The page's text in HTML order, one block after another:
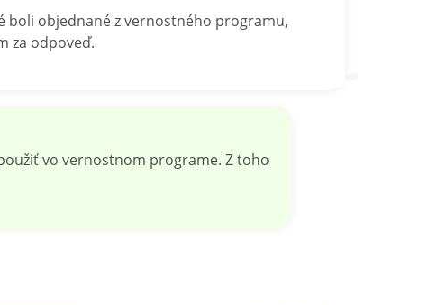
boli objednané z vernostného programu,
za odpoveď.
vo vernostnom programe. Z toho